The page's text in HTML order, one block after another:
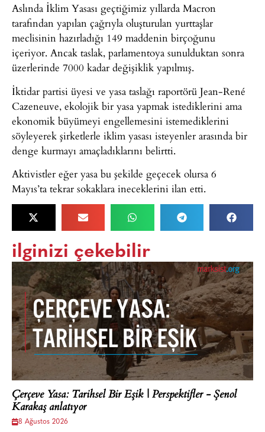
Aslında İklim Yasası geçtiğimiz yıllarda Macron
tarafından yapılan çağrıyla oluşturulan yurttaşlar
meclisinin hazırladığı 149 maddenin birçoğunu
içeriyor. Ancak taslak, parlamentoya sunulduktan sonra
üzerlerinde 7000 kadar değişiklik yapılmış.
İktidar partisi üyesi ve yasa taslağı raportörü Jean-René
Cazeneuve, ekolojik bir yasa yapmak istediklerini ama
ekonomik büyümeyi engellemesini istemediklerini
söyleyerek şirketlerle iklim yasası isteyenler arasında bir
denge kurmayı amaçladıklarını belirtti.
Aktivistler eğer yasa bu şekilde geçecek olursa 6
Mayıs’ta tekrar sokaklara ineceklerini ilan etti.
ilginizi çekebilir
Çerçeve Yasa: Tarihsel Bir Eşik | Perspektifler - Şenol
Karakaş anlatıyor
8 Ağustos 2026